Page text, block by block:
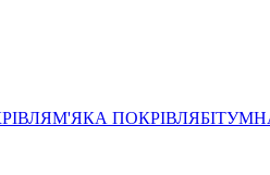
М'ЯКА ПОКРІВЛЯ